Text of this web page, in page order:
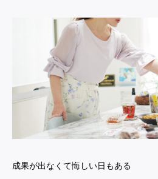
成果が出なくて悔しい日もある